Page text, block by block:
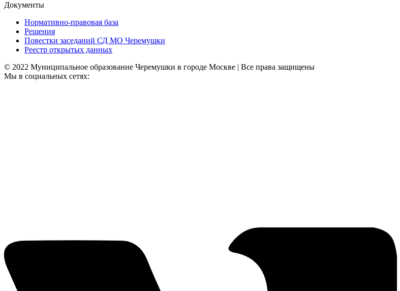
Документы
Нормативно-правовая база
Решения
Повестки заседаний СД МО Черемушки
Реестр открытых данных
© 2022 Муниципальное образование Черемушки в городе Москве | Все права защищены
Мы в социальных сетях: